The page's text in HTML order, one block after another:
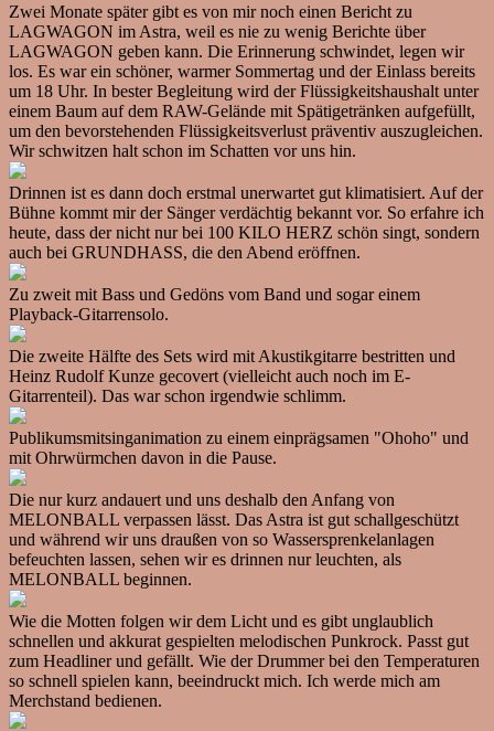
Zwei Monate später gibt es von mir noch einen Bericht zu
LAGWAGON im Astra, weil es nie zu wenig Berichte über
LAGWAGON geben kann. Die Erinnerung schwindet, legen wir
los. Es war ein schöner, warmer Sommertag und der Einlass bereits
um 18 Uhr. In bester Begleitung wird der Flüssigkeitshaushalt unter
einem Baum auf dem RAW-Gelände mit Spätigetränken aufgefüllt,
um den bevorstehenden Flüssigkeitsverlust präventiv auszugleichen.
Wir schwitzen halt schon im Schatten vor uns hin.
Drinnen ist es dann doch erstmal unerwartet gut klimatisiert. Auf der
Bühne kommt mir der Sänger verdächtig bekannt vor. So erfahre ich
heute, dass der nicht nur bei 100 KILO HERZ schön singt, sondern
auch bei GRUNDHASS, die den Abend eröffnen.
Zu zweit mit Bass und Gedöns vom Band und sogar einem
Playback-Gitarrensolo.
Die zweite Hälfte des Sets wird mit Akustikgitarre bestritten und
Heinz Rudolf Kunze gecovert (vielleicht auch noch im E-
Gitarrenteil). Das war schon irgendwie schlimm.
Publikumsmitsinganimation zu einem einprägsamen "Ohoho" und
mit Ohrwürmchen davon in die Pause.
Die nur kurz andauert und uns deshalb den Anfang von
MELONBALL verpassen lässt. Das Astra ist gut schallgeschützt
und während wir uns draußen von so Wassersprenkelanlagen
befeuchten lassen, sehen wir es drinnen nur leuchten, als
MELONBALL beginnen.
Wie die Motten folgen wir dem Licht und es gibt unglaublich
schnellen und akkurat gespielten melodischen Punkrock. Passt gut
zum Headliner und gefällt. Wie der Drummer bei den Temperaturen
so schnell spielen kann, beeindruckt mich. Ich werde mich am
Merchstand bedienen.